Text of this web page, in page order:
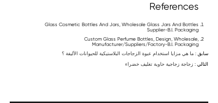
References
Glass Cosmetic Bottles And Jars, Wholesale Glass Jars And Bottles
Supplier-B.I. Packaging
Custom Glass Perfume Bottles, Design, Wholesale,
Manufacturer/Suppliers/Factory-B.I. Packaging
سابق : ما هي مزايا استخدام عبوة الزجاجات البلاستيكية للحيوانات الأليفة ؟
التالي : زجاجة زجاجية حاوية تغليف خضراء